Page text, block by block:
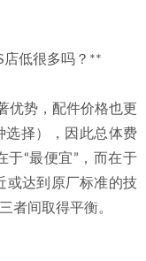
店低很多吗？**
优势，配件价格也更
选择），因此总体费
于“最便宜”，而在于
或达到原厂标准的技
者间取得平衡。